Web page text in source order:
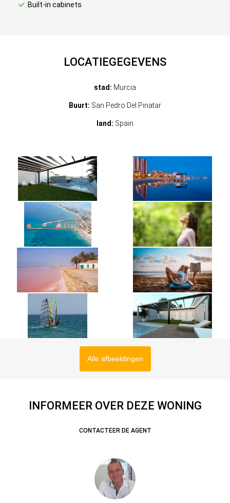
Built-in cabinets
LOCATIEGEGEVENS
stad: Murcia
Buurt: San Pedro Del Pinatar
land: Spain
Alle afbeeldingen
INFORMEER OVER DEZE WONING
CONTACTEER DE AGENT